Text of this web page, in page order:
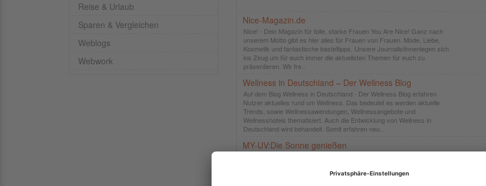
Reise & Urlaub
Sparen & Vergleichen
Weblogs
Webwork
Nice-Magazin.de
Nice! - Dein Magazin für tolle, starke Frauen You Are Nice! Ganz nach
unserem Motto gibt es hier alles für Frauen von Frauen. Mode, Liebe,
Kosmetik und fantastische basteltipps. Unsere Journalistinnenlegen sich
ins Zeug um für euch immer die aktuellsten Themen für euch zu
präsentieren. Wir fre..
Wellness in Deutschland – Der Wellness Blog
Auf dem Blog Wellness in Deutschland - Der Wellness Blog erfahren
Nutzer aktuelles rund um Wellness. Das bedeutet es werden aktuelle
Trends, sowie Wellnessawendungen, Wellnessangebote und
Wellnesshotels thematisiert. Auch die Entwicklung von Wellness in
Deutschland wird behandelt. Somit erfahren neu..
MY-UV:Die Sonne genießen
Umgangs mit der Sonne oder dem Solarium. Auf MY-UV erfahren Sie, wie